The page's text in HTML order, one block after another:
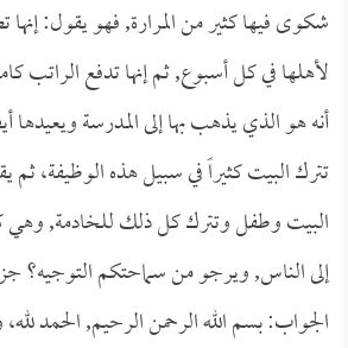
شكوى فيها كثير من المرارة, فهو يقول:
لأهلها في كل أسبوع, ثم إنها تدفع الراتب
أنه هو الذي يذهب بها إلى المدرسة ويعيدها
تترك البيت كثيراً في سبيل هذه الوظيفة، ثم
البيت وطفل وتترك كل ذلك للخادمة, وهي
إلى الناس, ويرجو من سماحتكم التوجيه؟
الجواب: بسم الله الرحمن الرحيم, الحمد